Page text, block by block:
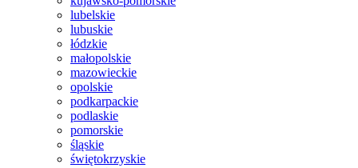
lubelskie
lubuskie
łódzkie
małopolskie
mazowieckie
opolskie
podkarpackie
podlaskie
pomorskie
śląskie
świętokrzyskie